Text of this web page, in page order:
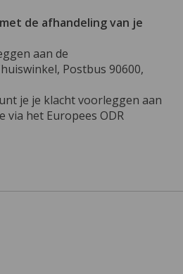
de afhandeling van je
aan de
Postbus 90600,
je je klacht voorleggen aan
via het Europees ODR